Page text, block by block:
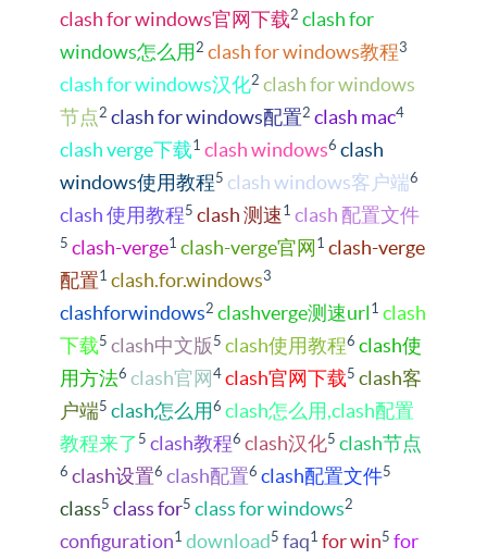
clash for windows官网下载2 clash for
windows怎么用 2 clash for windows教程3
clash for windows汉化2 clash for windows
节点 2 clash for windows配置2 clash mac4
clash verge下载1 clash windows6 clash
windows使用教程5 clash windows客户端6
clash 使用教程5 clash 测速 1 clash 配置文件
5 clash-verge1 clash-verge官网 1 clash-verge
配置1 clash.for.windows3
clashforwindows2 clashverge测速url 1 clash
下载5 clash中文版 5 clash使用教程6 clash使
用方法6 clash官网 4 clash官网下载5 clash客
户端5 clash怎么用 6 clash怎么用,clash配置
教程来了 5 clash教程6 clash汉化5 clash节点
6 clash设置6 clash配置6 clash配置文件5
class5 class for5 class for windows2
configuration1 download5 faq1 for win5 for